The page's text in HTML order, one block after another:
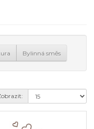
Bylinná směs